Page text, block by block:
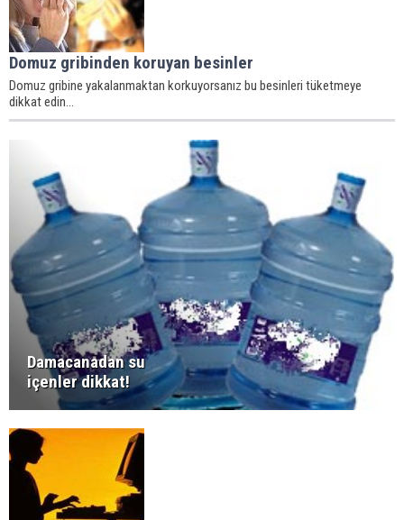
Domuz gribinden koruyan besinler
Domuz gribine yakalanmaktan korkuyorsanız bu besinleri tüketmeye
dikkat edin...
Damacanadan su
içenler dikkat!